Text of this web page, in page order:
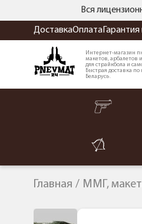
Вся
ДоставкаОплата
Интернет-магазин
макетов, арбалетов
для страйкбола и
Быстрая доставка по
Беларусь.
Главная ММГ,